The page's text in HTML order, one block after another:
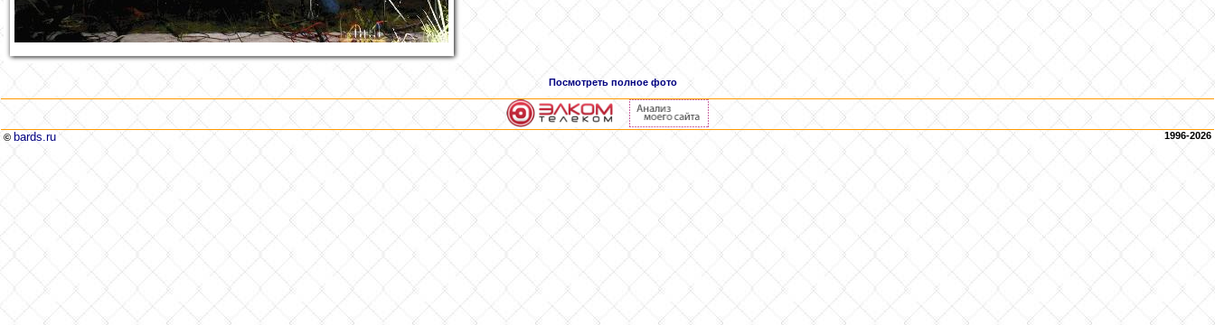
Посмотреть полное фото
© bards.ru 1996-2026